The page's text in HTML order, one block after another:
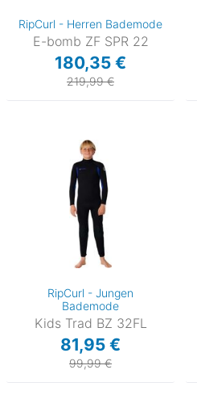
RipCurl - Herren Bademode
E-bomb ZF SPR 22
180,35 €
219,99 €
RipCurl - Jungen
Bademode
Kids Trad BZ 32FL
81,95 €
99,99 €